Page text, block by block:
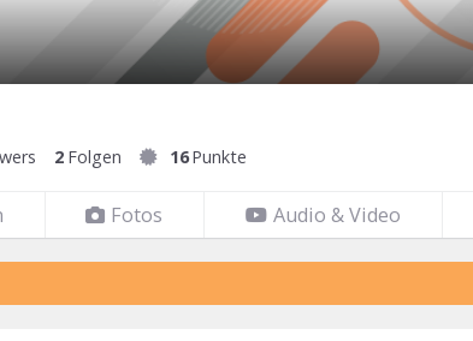
2 Folgen 16Punkte
Fotos Audio & Video